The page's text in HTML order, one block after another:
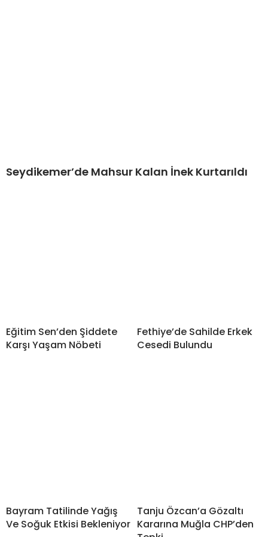
Seydikemer’de Mahsur Kalan İnek Kurtarıldı
Eğitim Sen’den Şiddete
Karşı Yaşam Nöbeti
Fethiye’de Sahilde Erkek
Cesedi Bulundu
Bayram Tatilinde Yağış
Ve Soğuk Etkisi Bekleniyor
Tanju Özcan’a Gözaltı
Kararına Muğla CHP’den